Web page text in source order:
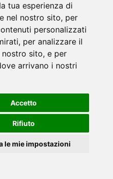
tua esperienza di
nel nostro sito, per
personalizzati
per analizzare il
sito, e per
arrivano i nostri
Accetto
Rifiuto
le mie impostazioni
di Badolo